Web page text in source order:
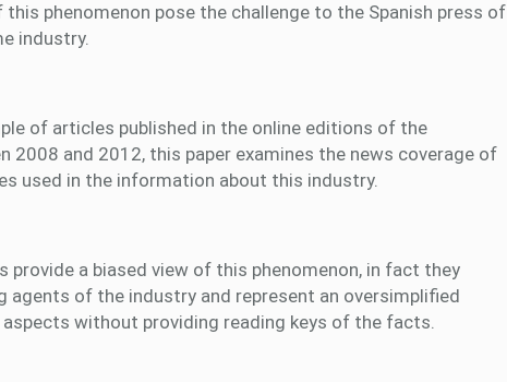
phenomenon pose the challenge to the Spanish press of
industry.
of articles published in the online editions of the
2008 and 2012, this paper examines the news coverage of
used in the information about this industry.
a biased view of this phenomenon, in fact they
agents of the industry and represent an oversimplified
without providing reading keys of the facts.